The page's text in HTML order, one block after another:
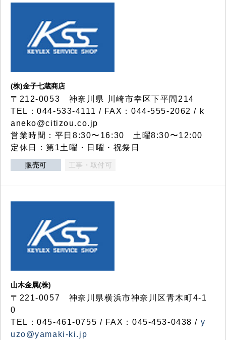
(株)金子七蔵商店
〒212-0053 神奈川県 川崎市幸区下平間214
TEL：044-533-4111 / FAX：044-555-2062 / k
aneko@citizou.co.jp
営業時間：平日8:30〜16:30 土曜8:30〜12:00
定休日：第1土曜・日曜・祝祭日
販売可 工事・取付可
山木金属(株)
〒221-0057 神奈川県横浜市神奈川区青木町4-1
0
TEL：045-461-0755 / FAX：045-453-0438 / y
uzo@yamaki-ki.jp